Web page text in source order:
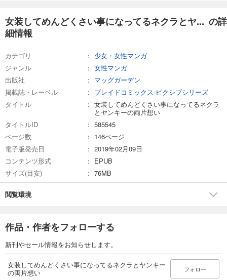
女装してめんどくさい事になってるネクラとヤ... の詳
細情報
カテゴリ
少女・女性マンガ
ジャンル
女性マンガ
出版社
マッグガーデン
掲載誌・レーベル
ブレイドコミックス ピクシブシリーズ
タイトル
女装してめんどくさい事になってるネクラ
とヤンキーの両片想い
タイトルID
585545
ページ数
146ページ
電子版発売日
2019年02月09日
コンテンツ形式
EPUB
サイズ(目安)
76MB
閲覧環境
作品・作者をフォローする
新刊やセール情報をお知らせします。
女装してめんどくさい事になってるネクラとヤンキー
の両片想い
フォロー